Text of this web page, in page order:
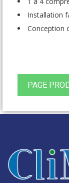
Installation
Conception
PAGE